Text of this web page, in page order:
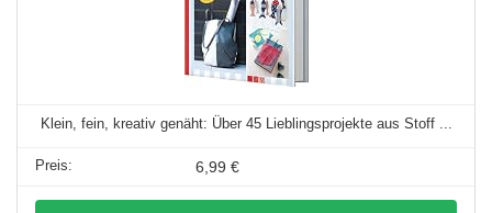
Klein, fein, kreativ genäht: Über 45 Lieblingsprojekte aus Stoff ...
6,99 €